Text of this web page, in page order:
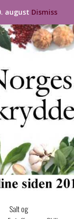
Salt og
august Dismiss